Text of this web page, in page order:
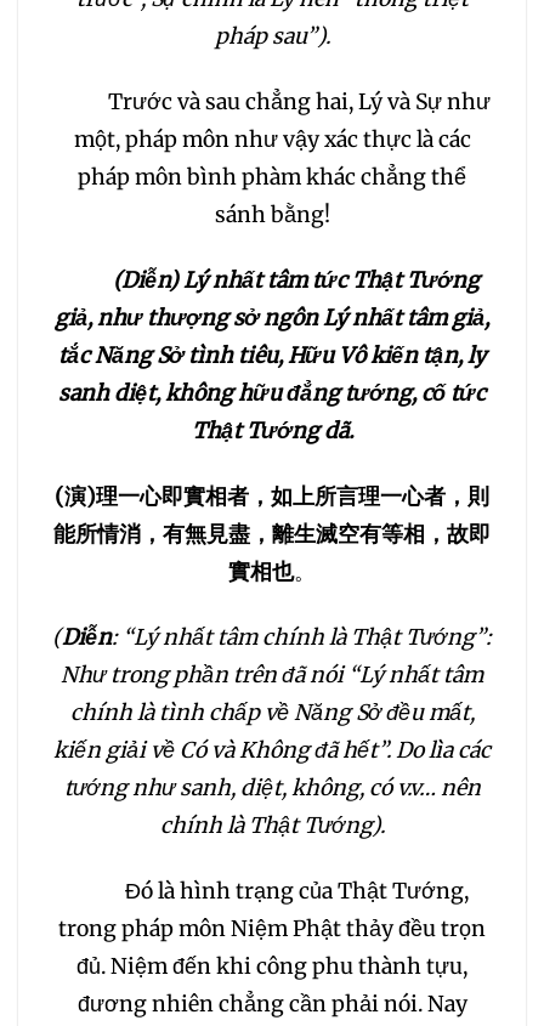
125 126
128 129 130 131
132 133 134 135
137
140 141 142 143
144 145 146 147
148 149 150 151
152 153 154 155
156 157 158 159
160 161 162 163
164 166
173 174 175
177 178 179
pháp sau”).
Trước và sau chẳng hai, Lý và Sự như
một, pháp môn như vậy xác thực là các
pháp môn bình phàm khác chẳng thể
sánh bằng!
(Diễn) Lý nhất tâm tức Thật Tướng
giả, như thượng sở ngôn Lý nhất tâm giả,
tắc Năng Sở tình tiêu, Hữu Vô kiến tận, ly
sanh diệt, không hữu đẳng tướng, cố tức
Thật Tướng dã.
(演)理一心即實相者，如上所言理一心者，則
能所情消，有無見盡，離生滅空有等相，故即
實相也。
(Diễn: “Lý nhất tâm chính là Thật Tướng”:
Như trong phần trên đã nói “Lý nhất tâm
chính là tình chấp về Năng Sở đều mất,
kiến giải về Có và Không đã hết”. Do lìa các
tướng như sanh, diệt, không, có v.v… nên
chính là Thật Tướng).
Đó là hình trạng của Thật Tướng,
trong pháp môn Niệm Phật thảy đều trọn
đủ. Niệm đến khi công phu thành tựu,
đương nhiên chẳng cần phải nói. Nay